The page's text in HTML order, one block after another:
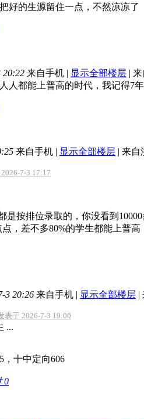
好的生源留住一点，不然凉凉了
20:22 来自手机 | 显示全部楼层 | 来
人都能上普高的时代，我记得7
来自手机 | 显示全部楼层 | 来自
7-3 17:17
是按排位录取的，你没看到
，差不多80%的学生都能上普高
3 20:26 来自手机 | 显示全部楼层 |
表于 2026-7-3 19:00
...
，十中定向606
0